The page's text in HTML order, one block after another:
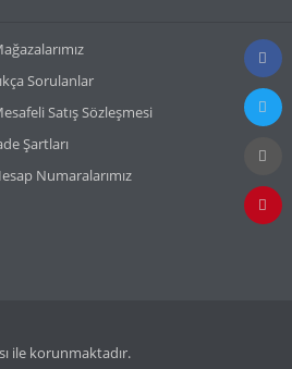
olmalı.
Sorulanlar
Satış Sözleşmesi
Şartları
Numaralarımız
ile korunmaktadır.